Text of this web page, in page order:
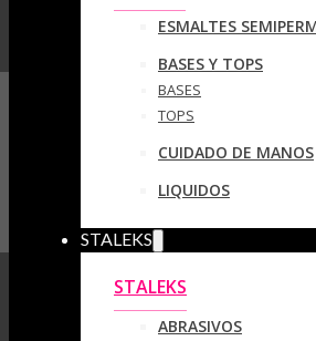
ESMALTES
BASES Y TOPS
BASES
TOPS
CUIDADO DE MANOS
LIQUIDOS
STALEKS
STALEKS
ABRASIVOS